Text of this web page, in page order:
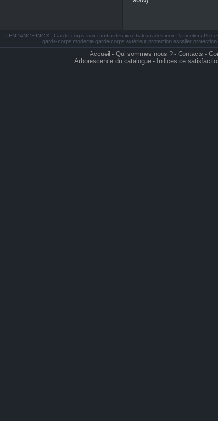
TENDANCE INOX - Garde-corps inox rambardes inox balustrades inox Particuliers
garde-corps moderne garde-corps extérieur protection escalier
Accueil - Qui sommes nous ? - Contacts -
Arborescence du catalogue - Indices de